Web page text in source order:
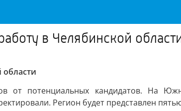
в Челябинской
от потенциальных кандидатов. На
Регион будет представлен